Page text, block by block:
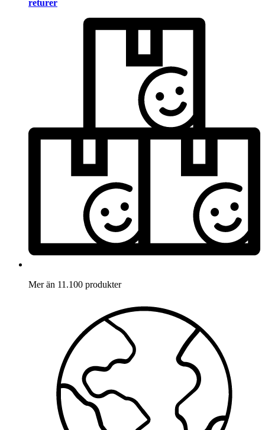
returer
Mer än 11.100 produkter